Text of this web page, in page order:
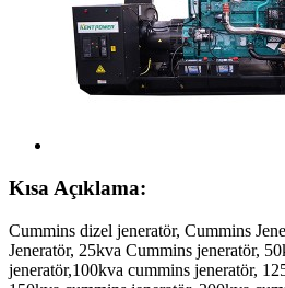
Kısa Açıklama:
Cummins dizel jeneratör, Cummins
Jeneratör, 25kva Cummins jeneratör,
jeneratör,100kva cummins jeneratör,